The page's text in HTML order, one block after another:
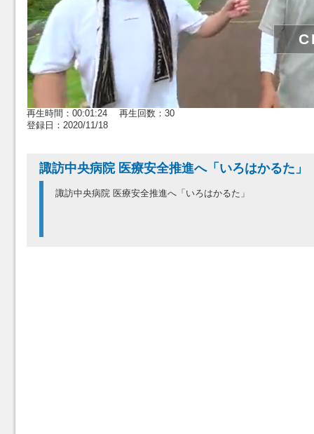
再生時間：00:01:24 再生回数：30
登録日：2020/11/18
諏訪中央病院 医療安全推進へ「いろはかるた」
諏訪中央病院 医療安全推進へ「いろはかるた」